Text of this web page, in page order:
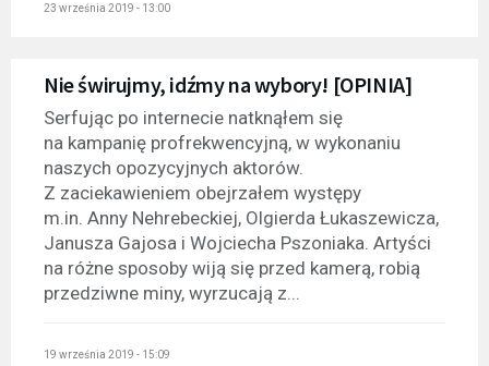
23 września 2019 - 13:00
Nie świrujmy, idźmy na wybory! [OPINIA]
Serfując po internecie natknąłem się
na kampanię profrekwencyjną, w wykonaniu
naszych opozycyjnych aktorów.
Z zaciekawieniem obejrzałem występy
m.in. Anny Nehrebeckiej, Olgierda Łukaszewicza,
Janusza Gajosa i Wojciecha Pszoniaka. Artyści
na różne sposoby wiją się przed kamerą, robią
przedziwne miny, wyrzucają z...
19 września 2019 - 15:09